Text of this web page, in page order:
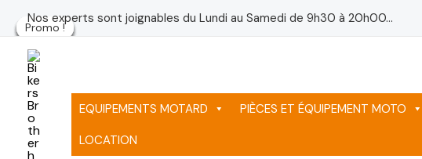
contenu
Nos experts sont joignables du Lundi au Samedi de 9h30 à 20h00...
EQUIPEMENTS MOTARD PIÈCES ET ÉQUIPEMENT MOTO
LOCATION
Promo !
Promo !
Le
75 د.م..
Le
64 د.م..
Promo !
Promo !
Le
75 د.م..
Le
64 د.م..
Promo !
Promo !
Le
75 د.م..
Le
64 د.م..